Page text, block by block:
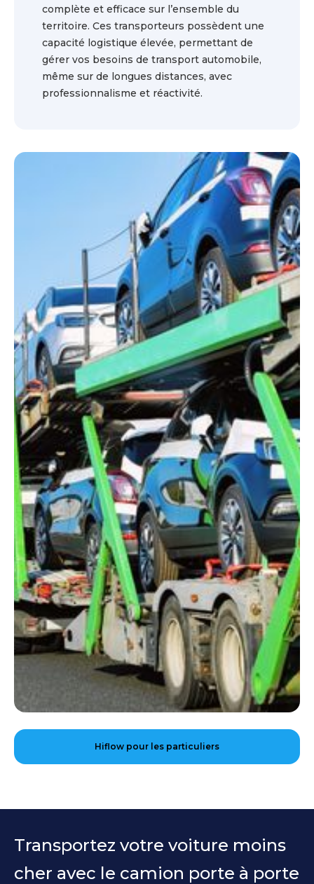
complète et efficace sur l’ensemble du
territoire. Ces transporteurs possèdent une
capacité logistique élevée, permettant de
gérer vos besoins de transport automobile,
même sur de longues distances, avec
professionnalisme et réactivité.
Hiflow pour les particuliers
Transportez votre voiture moins
cher avec le camion porte à porte